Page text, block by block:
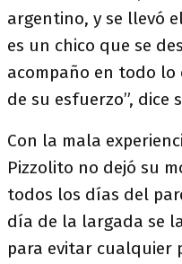
argentino, y se llevó
es un chico que se
acompaño en todo
de su esfuerzo”, dice
Con la mala
Pizzolito no dejó su
todos los días del
día de la largada se
para evitar cualquier